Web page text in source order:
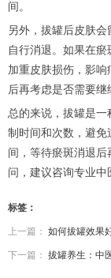
间。
另外，拔罐后皮肤
自行消退。如果在
加重皮肤损伤，影
后再考虑是否需要继
总的来说，拔罐是
制时间和次数，避
间，等待瘀斑消退
问，建议咨询专业中
标签：
上一篇： 如何拔罐效果
下一篇： 拔罐养生：中